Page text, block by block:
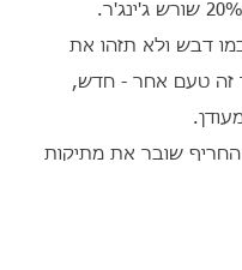
דבש ולא תזהו את
זה טעם אחר - חדש,
החריף שובר את מתיקות